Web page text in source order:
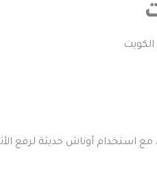
أوناش حديثة لرفع الأثاث